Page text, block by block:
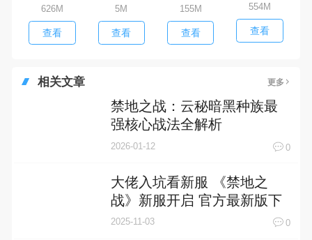
626M
查看
5M
查看
155M
查看
554M
查看
相关文章 更多
禁地之战：云秘暗黑种族最
强核心战法全解析
2026-01-12 0
大佬入坑看新服 《禁地之
战》新服开启 官方最新版下
载奉上
2025-11-03 0